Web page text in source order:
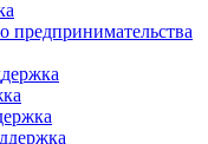
предпринимательства